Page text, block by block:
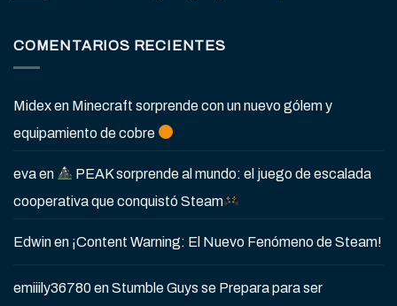
COMENTARIOS RECIENTES
Midexen Minecraft sorprende con un nuevo gólem y
equipamiento de cobre
evaen
PEAK sorprende al mundo: el juego de escalada
cooperativa que conquistó Steam
Edwinen ¡Content Warning: El Nuevo Fenómeno de Steam!
emiiily36780enStumble Guys se Prepara para ser